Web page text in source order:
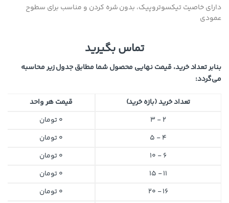
دارای خاصیت تیکسوتروپیک، بدون شره کردن و مناسب برای سطوح
عمودی
تماس بگیرید
بنابر تعداد خرید، قیمت نهایی محصول شما مطابق جدول زیر محاسبه
می‌گردد:
تعداد خرید (بازه خرید)
قیمت هر واحد
2 - 3
0تومان
4 - 5
0تومان
6 - 10
0تومان
11 - 15
0تومان
16 - 20
0تومان